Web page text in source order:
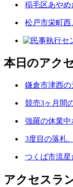
稲毛区あや
松戸市栄町
本日のアク
鎌倉市津西
競売3ヶ月間
強羅の休業中
3度目の落札
つくば市流
アクセスラ